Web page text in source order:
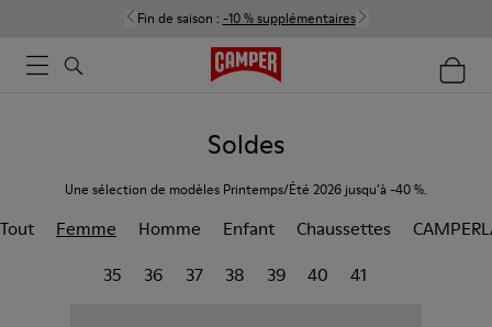
Fin de saison : -10 % supplémentaires
Soldes
Une sélection de modèles Printemps/Été 2026 jusqu’à -40 %.
Tout Femme Homme Enfant Chaussettes
35
36 37 38 39 40 41